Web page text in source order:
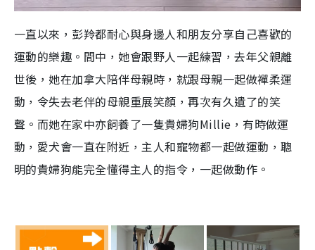
一直以來，彭羚都耐心與身邊人和朋友分享自己喜歡的
運動的樂趣。間中，她會跟野人一起練習，去年父親離
世後，她在加拿大陪伴母親時，就跟母親一起做襌柔運
動，令失去老伴的母親重展笑顏，再次有久遺了的笑
聲。而她在家中亦飼養了一隻貴婦狗Millie ，有時做運
動，愛犬會一直在附近，主人和寵物都一起做運動，聰
明的貴婦狗能完全懂得主人的指令，一起做動作。